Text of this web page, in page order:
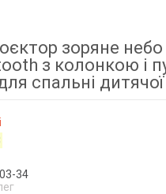
зоряне
з колонкою і
спальні
34